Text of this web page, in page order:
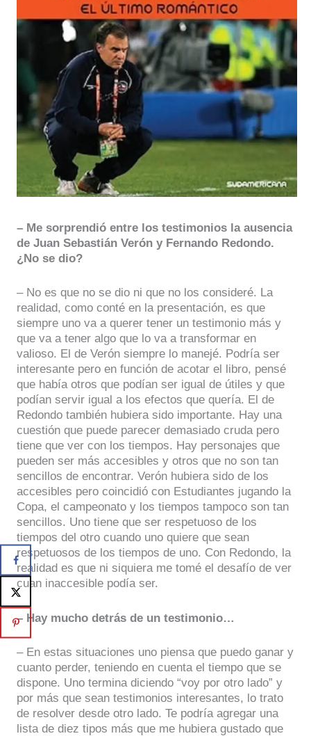
– Me sorprendió entre los testimonios la ausencia
de Juan Sebastián Verón y Fernando Redondo.
¿No se dio?
– No es que no se dio ni que no los consideré. La
realidad, como conté en la presentación, es que
siempre uno va a querer tener un testimonio más y
que va a tener algo que lo va a transformar en
valioso. El de Verón siempre lo manejé. Podría ser
interesante pero en función de acotar el libro, pensé
que había otros que podían ser igual de útiles y que
podían servir igual a los efectos que quería. El de
Redondo también hubiera sido importante. Hay una
cuestión que puede parecer demasiado cruda pero
tiene que ver con los tiempos. Hay personajes que
pueden ser más accesibles y otros que no son tan
sencillos de encontrar. Verón hubiera sido de los
accesibles pero coincidió con Estudiantes jugando la
Copa, el campeonato y los tiempos tampoco son tan
sencillos. Uno tiene que ser respetuoso de los
tiempos del otro cuando uno quiere que sean
respetuosos de los tiempos de uno. Con Redondo, la
realidad es que ni siquiera me tomé el desafío de ver
cuan inaccesible podía ser.
– Hay mucho detrás de un testimonio…
– En estas situaciones uno piensa que puedo ganar y
cuanto perder, teniendo en cuenta el tiempo que se
dispone. Uno termina diciendo “voy por otro lado” y
por más que sean testimonios interesantes, lo trato
de resolver desde otro lado. Te podría agregar una
lista de diez tipos más que me hubiera gustado que